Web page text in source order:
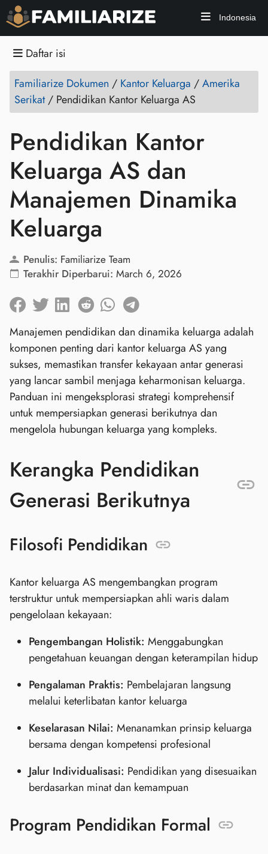
Indonesia
Daftar isi
Familiarize Dokumen / Kantor Keluarga /Amerika
Serikat/ Pendidikan Kantor Keluarga AS
Pendidikan Kantor
Keluarga AS dan
Manajemen Dinamika
Keluarga
Penulis: Familiarize Team
Terakhir Diperbarui: March 6, 2026
Manajemen pendidikan dan dinamika keluarga adalah
komponen penting dari kantor keluarga AS yang
sukses, memastikan transfer kekayaan antar generasi
yang lancar sambil menjaga keharmonisan keluarga.
Panduan ini mengeksplorasi strategi komprehensif
untuk mempersiapkan generasi berikutnya dan
mengelola hubungan keluarga yang kompleks.
Kerangka Pendidikan
Generasi Berikutnya
Filosofi Pendidikan
Kantor keluarga AS mengembangkan program
terstruktur untuk mempersiapkan ahli waris dalam
pengelolaan kekayaan:
Pengembangan Holistik: Menggabungkan
pengetahuan keuangan dengan keterampilan hidup
Pengalaman Praktis: Pembelajaran langsung
melalui keterlibatan kantor keluarga
Keselarasan Nilai: Menanamkan prinsip keluarga
bersama dengan kompetensi profesional
Jalur Individualisasi: Pendidikan yang disesuaikan
berdasarkan minat dan kemampuan
Program Pendidikan Formal